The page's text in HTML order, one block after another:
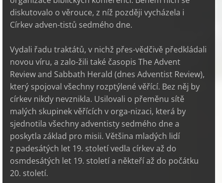
diskutovalo o věrouce, z níž později vycházela i
Církev adven-tistů sedmého dne.
Vydali řadu traktátů, v nichž přes-vědčivě předkládali
novou víru, a zalo-žili také časopis The Advent
Review and Sabbath Herald (dnes Adventist Review),
který spojoval všechny rozptýlené věřící. Bez něj by
církev nikdy nevznikla. Usilovali o přeměnu sítě
malých skupinek věřících v orga-nizaci, která by
sjednotila všechny adventisty sedmého dne a
poskytla základ pro misii. Většina mladých lidí
z padesátých let 19. století vedla církev až do
osmdesátých let 19. století a někteří až do počátku
20. století.